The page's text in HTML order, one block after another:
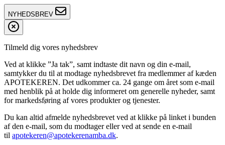
NYHEDSBREV
Tilmeld dig vores nyhedsbrev
Ved at klikke ”Ja tak”, samt indtaste dit navn og din e-mail,
samtykker du til at modtage nyhedsbrevet fra medlemmer af kæden
APOTEKEREN. Det udkommer ca. 24 gange om året som e-mail
med henblik på at holde dig informeret om generelle nyheder, samt
for markedsføring af vores produkter og tjenester.
Du kan altid afmelde nyhedsbrevet ved at klikke på linket i bunden
af den e-mail, som du modtager eller ved at sende en e-mail
til apotekeren@apotekerenamba.dk.